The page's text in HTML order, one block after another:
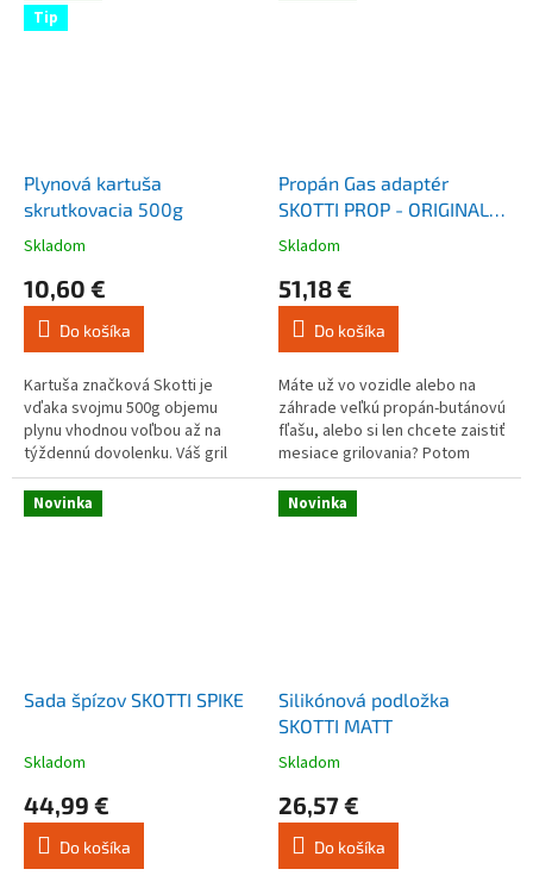
Tip
Plynová kartuša
skrutkovacia 500g
Priemerné
produktu
4,0
5
hviezdičiek.
Skladom
10,60 €
Do košíka
Kartuša značková Skotti je
vďaka svojmu 500g objemu
plynu vhodnou voľbou až na
týždennú dovolenku. Váš gril
SKOTTI je navrhnutý tak, aby ťa
sprevádzal všade.
Propán Gas adaptér
SKOTTI PROP - ORIGINAL
gril
Priemerné
produktu
4,5
5
hviezdičiek.
Skladom
51,18 €
Do košíka
Máte už vo vozidle alebo na
záhrade veľkú propán-butánovú
fľašu, alebo si len chcete zaistiť
mesiace grilovania? Potom
môžete pomocou tohto
adaptéra pripojiť svoj gril
SKOTTI...
Novinka
Sada špízov SKOTTI SPIKE
Priemerné
produktu
5,0
Skladom
44,99 €
Do košíka
Novinka
Silikónová podložka
SKOTTI MATT
Priemerné
produktu
3,0
Skladom
26,57 €
Do košíka